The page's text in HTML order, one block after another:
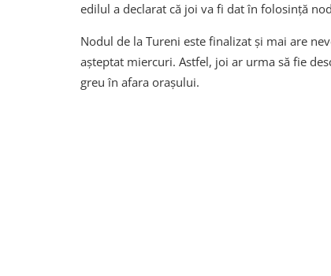
edilul a declarat că joi va fi dat în folosință
Nodul de la Tureni este finalizat și mai are
așteptat miercuri. Astfel, joi ar urma să fie
greu în afara orașului.